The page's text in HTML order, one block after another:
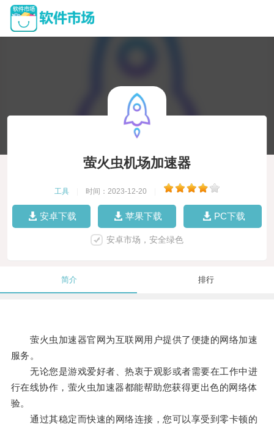
萤火虫机场加速器
工具 时间：2023-12-20
安卓下载 苹果下载 PC下载
安卓市场，安全绿色
简介 排行
萤火虫加速器官网为互联网用户提供了便捷的网络加速
服务。
无论您是游戏爱好者、热衷于观影或者需要在工作中进
行在线协作，萤火虫加速器都能帮助您获得更出色的网络体
验。
通过其稳定而快速的网络连接，您可以享受到零卡顿的